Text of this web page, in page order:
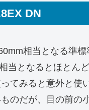
DN
相当となる準
当となるとほとん
てみると意外と使
のだが、目の前の